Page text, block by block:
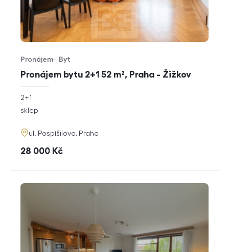
Pronájem bytu 2+1 52 m², Praha - Žižkov
Typ nabídky
Pronájem
Typ nemovitosti
Byt
rozměry
2+1
funkce
sklep
adresa
ul. Pospíšilova, Praha
cena
28 000 Kč